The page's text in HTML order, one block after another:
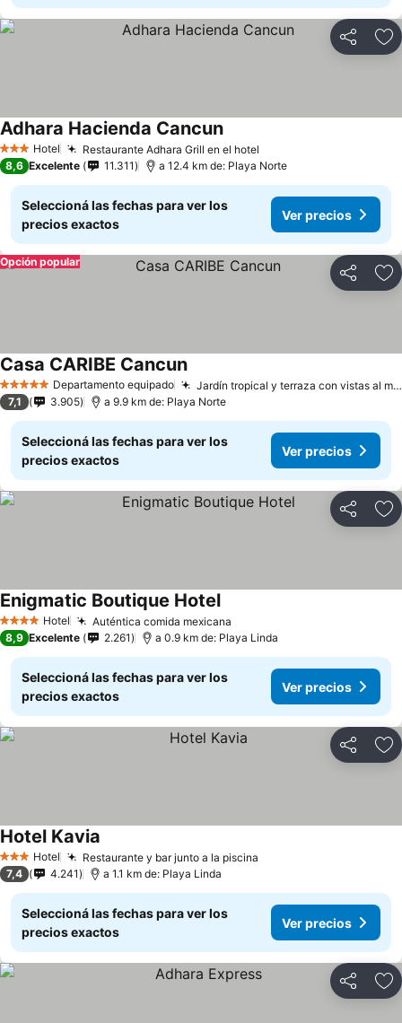
Compartir
3 Estrellas
Hotel Restaurante Adhara Grill en el hotel
Adhara Hacienda Cancun
8,6 Excelente 11.311 a 12.4 km de: Playa Norte
Seleccioná las fechas para ver los
precios exactos
Ver precios
Compartir
Opción popular
5 Estrellas Departamento equipado Jardín tropical y terraza con vistas al mar
Casa CARIBE Cancun
7,1 3.905 a 9.9 km de: Playa Norte
Seleccioná las fechas para ver los
precios exactos
Ver precios
Compartir
4 EstrellasHotel Auténtica comida mexicana
Enigmatic Boutique Hotel
8,9 Excelente 2.261 a 0.9 km de: Playa Linda
Seleccioná las fechas para ver los
precios exactos
Ver precios
Compartir
3 Estrellas
Hotel Restaurante y bar junto a la piscina
Hotel Kavia
7,4 4.241 a 1.1 km de: Playa Linda
Seleccioná las fechas para ver los
precios exactos
Ver precios
Compartir